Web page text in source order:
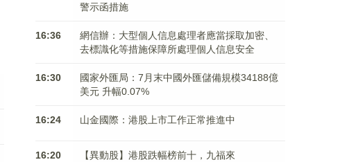
警示函措施
16:36
網信辦：大型個人信息處理者應當採取加密、
去標識化等措施保障所處理個人信息安全
16:30
國家外匯局：7月末中國外匯儲備規模34188億
美元 升幅0.07%
16:24 山金國際：港股上市工作正常推進中
16:20
【異動股】港股跌幅榜前十，九福來